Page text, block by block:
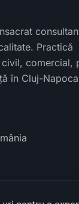
Practică
comercial,
în Cluj-